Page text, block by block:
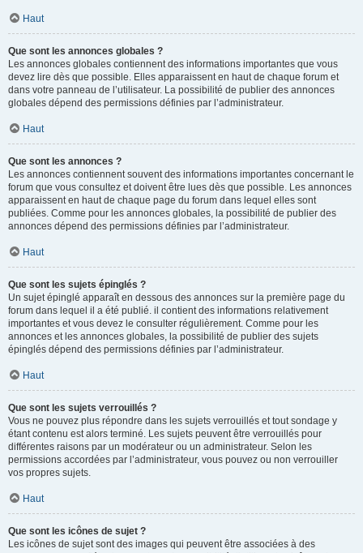
Haut
Que sont les annonces globales ?
Les annonces globales contiennent des informations importantes que vous
devez lire dès que possible. Elles apparaissent en haut de chaque forum et
dans votre panneau de l’utilisateur. La possibilité de publier des annonces
globales dépend des permissions définies par l’administrateur.
Haut
Que sont les annonces ?
Les annonces contiennent souvent des informations importantes concernant le
forum que vous consultez et doivent être lues dès que possible. Les annonces
apparaissent en haut de chaque page du forum dans lequel elles sont
publiées. Comme pour les annonces globales, la possibilité de publier des
annonces dépend des permissions définies par l’administrateur.
Haut
Que sont les sujets épinglés ?
Un sujet épinglé apparaît en dessous des annonces sur la première page du
forum dans lequel il a été publié. il contient des informations relativement
importantes et vous devez le consulter régulièrement. Comme pour les
annonces et les annonces globales, la possibilité de publier des sujets
épinglés dépend des permissions définies par l’administrateur.
Haut
Que sont les sujets verrouillés ?
Vous ne pouvez plus répondre dans les sujets verrouillés et tout sondage y
étant contenu est alors terminé. Les sujets peuvent être verrouillés pour
différentes raisons par un modérateur ou un administrateur. Selon les
permissions accordées par l’administrateur, vous pouvez ou non verrouiller
vos propres sujets.
Haut
Que sont les icônes de sujet ?
Les icônes de sujet sont des images qui peuvent être associées à des